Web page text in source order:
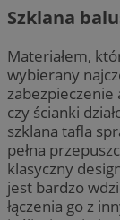
Szklana
Materiałem,
wybierany
zabezpieczenie
czy ścianki
szklana tafla
pełna
klasyczny
jest bardzo
łączenia go z